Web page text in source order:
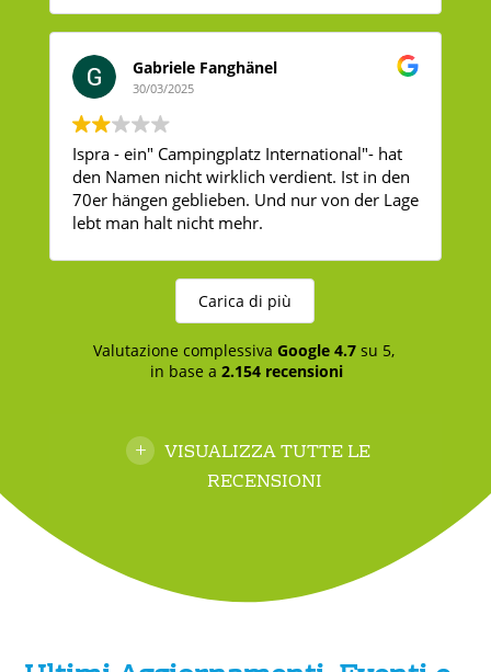
Gabriele Fanghänel
30/03/2025
Ispra - ein" Campingplatz International"- hat
den Namen nicht wirklich verdient. Ist in den
70er hängen geblieben. Und nur von der Lage
lebt man halt nicht mehr.
Carica di più
Valutazione complessivaGoogle 4.7 su 5,
in base a 2.154 recensioni
VISUALIZZA TUTTE LE
RECENSIONI